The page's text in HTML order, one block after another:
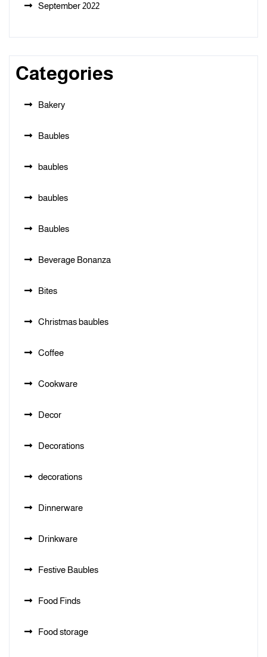
September 2022
Categories
Bakery
Baubles
baubles
baubles
Baubles
Beverage Bonanza
Bites
Christmas baubles
Coffee
Cookware
Decor
Decorations
decorations
Dinnerware
Drinkware
Festive Baubles
Food Finds
Food storage